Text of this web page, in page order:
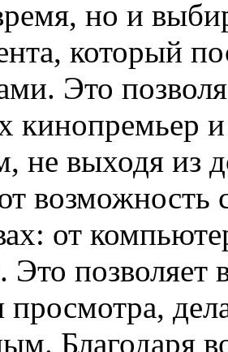
но и
который
Это
кинопремьер
не выходя из
от
Это позволяет
просмотра,
Благодаря